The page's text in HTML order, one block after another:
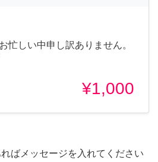
忙しい中申し訳ありません。
¥1,000
ばメッセージを入れてください